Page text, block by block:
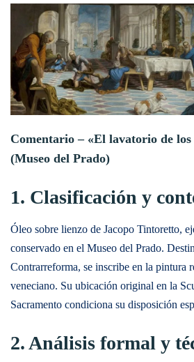
Comentario – «El lavatorio de
(Museo del Prado)
1. Clasificación y
Óleo sobre lienzo de Jacopo Tintoretto,
conservado en el Museo del Prado.
Contrarreforma, se inscribe en la pintura
veneciano. Su ubicación original en la
Sacramento condiciona su disposición
2. Análisis formal y